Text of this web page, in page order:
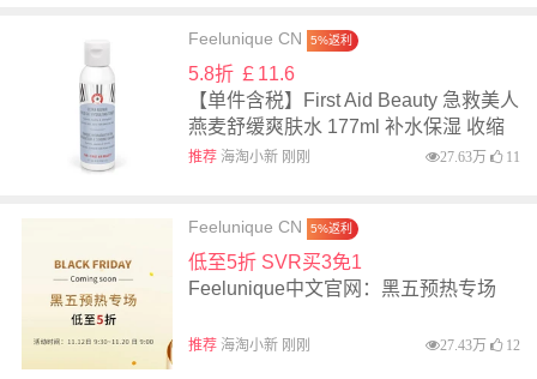
Feelunique CN 5%返利
5.8折 ￡11.6
【单件含税】First Aid Beauty 急救美人
燕麦舒缓爽肤水 177ml 补水保湿 收缩
毛孔
推荐海淘小新 刚刚 27.63万 11
Feelunique CN 5%返利
低至5折 SVR买3免1
Feelunique中文官网：黑五预热专场
推荐海淘小新 刚刚 27.43万 12